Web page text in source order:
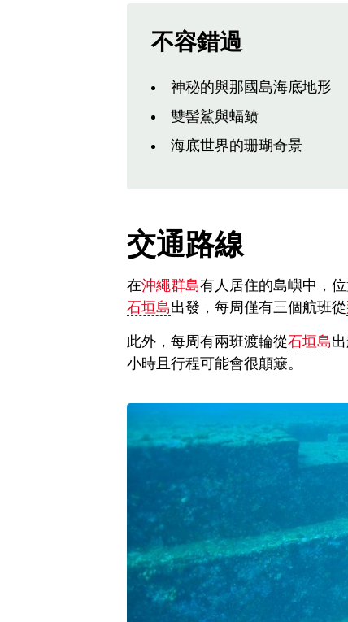
不容錯過
神秘的與那國島海底地形
雙髻鯊與蝠鲼
海底世界的珊瑚奇景
交通路線
在沖繩群島有人居住的島嶼中，
石垣島出發，每周僅有三個航班從
此外，每周有兩班渡輪從石垣島
小時且行程可能會很顛簸。